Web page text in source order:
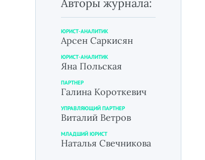
Авторы журнала:
ЮРИСТ-АНАЛИТИК
Арсен Саркисян
ЮРИСТ-АНАЛИТИК
Яна Польская
ПАРТНЕР
Галина Короткевич
УПРАВЛЯЮЩИЙ ПАРТНЕР
Виталий Ветров
МЛАДШИЙ ЮРИСТ
Наталья Свечникова